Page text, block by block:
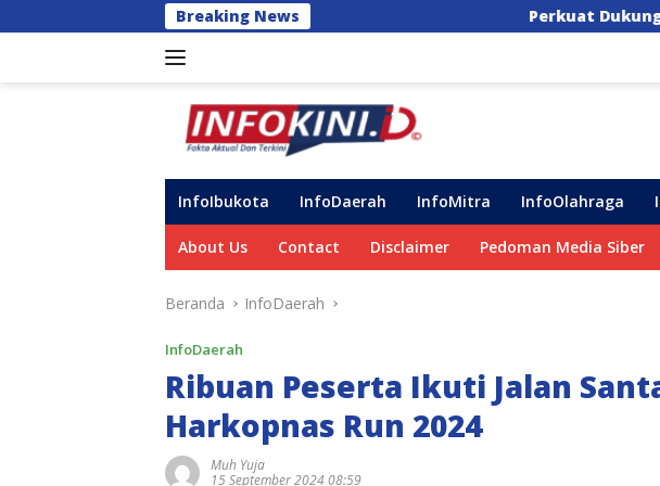
ke
Breaking News Perkuat Dukungan bagi Palestina,
InfoIbukota InfoDaerah InfoMitra InfoOlahraga
About Us Contact Disclaimer Pedoman Media Siber
Beranda InfoDaerah
InfoDaerah
Ribuan Peserta Ikuti Jalan
Harkopnas Run 2024
Muh Yuja
15 September 2024 08:59